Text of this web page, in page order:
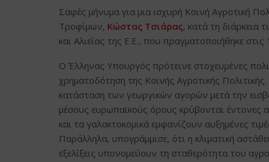
Σαφές μήνυμα για μια ισχυρή Κοινή Αγροτική
Τροφίμων, Κώστας Τσιάρας, κατά τη
και Αλιείας της Ε.Ε., που πραγματοποιήθηκε στις
Ο Έλληνας Υπουργός πρότεινε στοχευμένες
χρηματοδότηση της Κοινής Αγροτικής
κατάσταση των γεωργικών αγορών μετά την
μέσους ευρωπαϊκούς όρους κρύβονται έντονες
και τα γαλακτοκομικά εμφανίζουν αυξημένες
Παράλληλα, υπογράμμισε, ότι η κλιματική
εξελίξεις υπονομεύουν τη σταθερότητα του